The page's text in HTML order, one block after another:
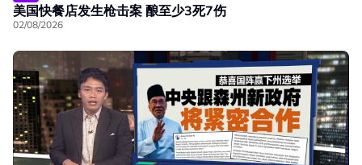
美国快餐店发生枪击案 酿至少3死7伤
02/08/2026